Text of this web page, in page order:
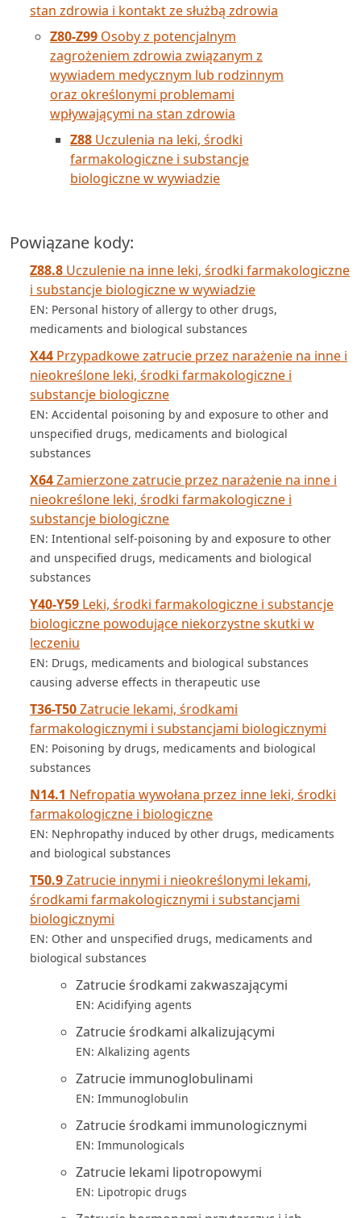
stan zdrowia i kontakt ze służbą zdrowia
Z80-Z99 Osoby z potencjalnym
zagrożeniem zdrowia związanym z
wywiadem medycznym lub rodzinnym
oraz określonymi problemami
wpływającymi na stan zdrowia
Z88 Uczulenia na leki, środki
farmakologiczne i substancje
biologiczne w wywiadzie
Powiązane kody:
Z88.8 Uczulenie na inne leki, środki farmakologiczne
i substancje biologiczne w wywiadzie
EN: Personal history of allergy to other drugs,
medicaments and biological substances
X44 Przypadkowe zatrucie przez narażenie na inne i
nieokreślone leki, środki farmakologiczne i
substancje biologiczne
EN: Accidental poisoning by and exposure to other and
unspecified drugs, medicaments and biological
substances
X64Zamierzone zatrucie przez narażenie na inne i
nieokreślone leki, środki farmakologiczne i
substancje biologiczne
EN: Intentional self-poisoning by and exposure to other
and unspecified drugs, medicaments and biological
substances
Y40-Y59 Leki, środki farmakologiczne i substancje
biologiczne powodujące niekorzystne skutki w
leczeniu
EN: Drugs, medicaments and biological substances
causing adverse effects in therapeutic use
T36-T50Zatrucie lekami, środkami
farmakologicznymi i substancjami biologicznymi
EN: Poisoning by drugs, medicaments and biological
substances
N14.1 Nefropatia wywołana przez inne leki, środki
farmakologiczne i biologiczne
EN: Nephropathy induced by other drugs, medicaments
and biological substances
T50.9Zatrucie innymi i nieokreślonymi lekami,
środkami farmakologicznymi i substancjami
biologicznymi
EN: Other and unspecified drugs, medicaments and
biological substances
Zatrucie środkami zakwaszającymi
EN: Acidifying agents
Zatrucie środkami alkalizującymi
EN: Alkalizing agents
Zatrucie immunoglobulinami
EN: Immunoglobulin
Zatrucie środkami immunologicznymi
EN: Immunologicals
Zatrucie lekami lipotropowymi
EN: Lipotropic drugs